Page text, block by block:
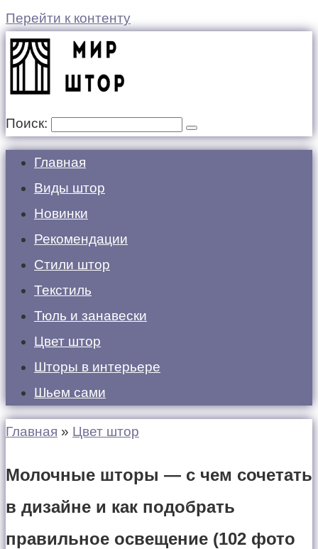
Перейти к контенту
Поиск:
Главная
Виды штор
Новинки
Рекомендации
Стили штор
Текстиль
Тюль и занавески
Цвет штор
Шторы в интерьере
Шьем сами
Главная » Цвет штор
Молочные шторы — с чем сочетать
в дизайне и как подобрать
правильное освещение (102 фото